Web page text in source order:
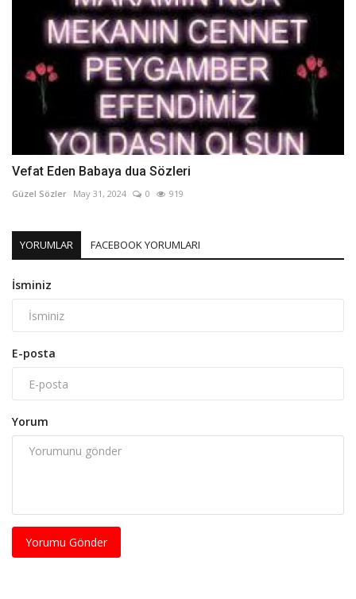
Vefat Eden Babaya dua Sözleri
Güzel Sözler May 31, 2024 0 919
YORUMLAR FACEBOOK YORUMLARI
İsminiz
E-posta
Yorum
Yorumu Gönder